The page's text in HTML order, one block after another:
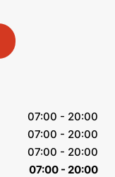
07:00 - 20:00
07:00 - 20:00
07:00 - 20:00
07:00 - 20:00